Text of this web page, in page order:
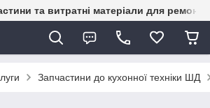
та витратні матеріали для ремонту
Запчастини до кухонної техніки ШД